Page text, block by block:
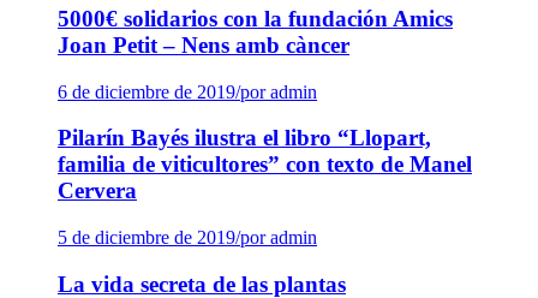
5000€ solidarios con la fundación Amics
Joan Petit – Nens amb càncer
6 de diciembre de 2019/por admin
Pilarín Bayés ilustra el libro “Llopart,
familia de viticultores” con texto de Manel
Cervera
5 de diciembre de 2019/por admin
La vida secreta de las plantas